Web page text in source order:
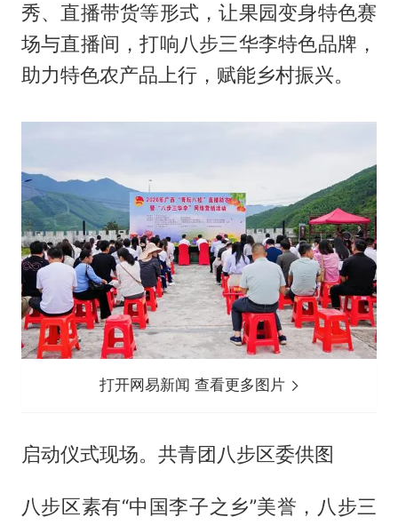
秀、直播带货等形式，让果园变身特色赛
场与直播间，打响八步三华李特色品牌，
助力特色农产品上行，赋能乡村振兴。
打开网易新闻 查看更多图片
启动仪式现场。共青团八步区委供图
八步区素有“中国李子之乡”美誉，八步三